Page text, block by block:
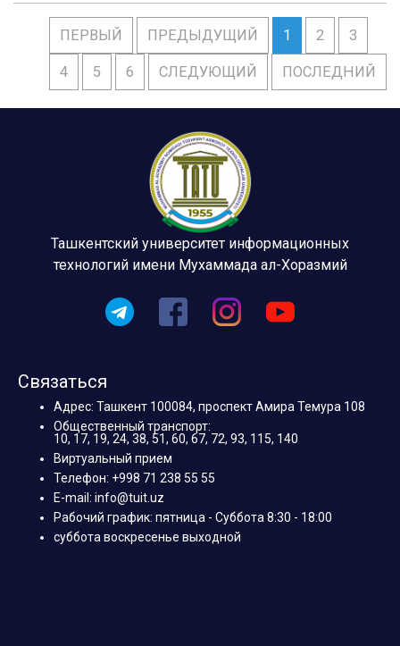
ПЕРВЫЙ ПРЕДЫДУЩИЙ 1 2 3
4 5 6 СЛЕДУЮЩИЙ ПОСЛЕДНИЙ
Ташкентский университет информационных
технологий имени Мухаммада ал-Хоразмий
Связаться
Адрес: Ташкент 100084, проспект Амира Темура 108
Общественный транспорт:
10, 17, 19, 24, 38, 51, 60, 67, 72, 93, 115, 140
Виртуальный прием
Телефон: +998 71 238 55 55
E-mail: info@tuit.uz
Рабочий график: пятница - Суббота 8:30 - 18:00
суббота воскресенье выходной